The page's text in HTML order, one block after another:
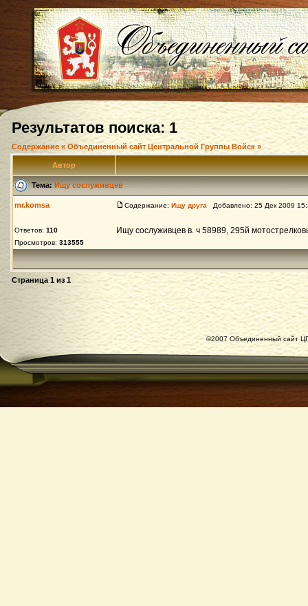
Результатов поиска: 1
Содержание « Объединенный сайт Центральной Группы Войск »
Автор
Тема:Ищу сослуживцев
mr.komsa
Ответов: 110
Просмотров: 313555
Содержание: Ищу друга Добавлено: 25 Дек 2009
Ищу сослуживцев в. ч 58989, 295й
Страница 1 из 1
©2007 Объединенный сайт